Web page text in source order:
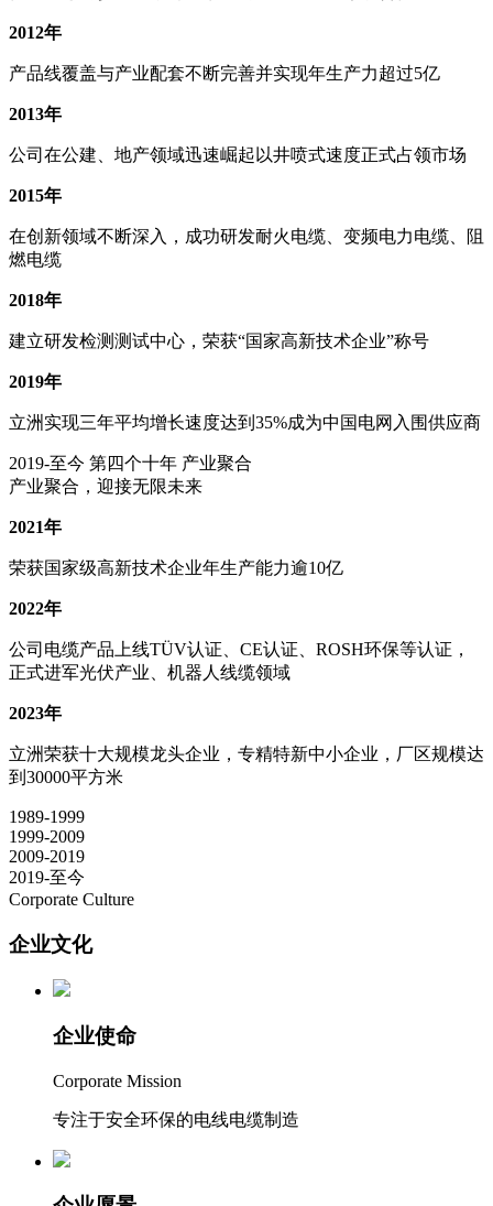
2012年
产品线覆盖与产业配套不断完善并实现年生产力超过5亿
2013年
公司在公建、地产领域迅速崛起以井喷式速度正式占领市场
2015年
在创新领域不断深入，成功研发耐火电缆、变频电力电缆、阻
燃电缆
2018年
建立研发检测测试中心，荣获“国家高新技术企业”称号
2019年
立洲实现三年平均增长速度达到35%成为中国电网入围供应商
2019-至今 第四个十年 产业聚合
产业聚合，迎接无限未来
2021年
荣获国家级高新技术企业年生产能力逾10亿
2022年
公司电缆产品上线TÜV认证、CE认证、ROSH环保等认证，
正式进军光伏产业、机器人线缆领域
2023年
立洲荣获十大规模龙头企业，专精特新中小企业，厂区规模达
到30000平方米
1989-1999
1999-2009
2009-2019
2019-至今
Corporate Culture
企业文化
企业使命
Corporate Mission
专注于安全环保的电线电缆制造